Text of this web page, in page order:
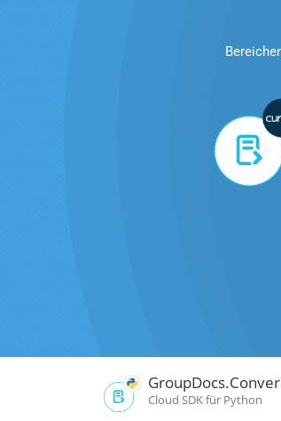
Cloud SDK für Python